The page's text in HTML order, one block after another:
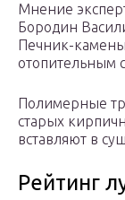
Мнение
Бородин
Печник-
отопительным
Полимерные
старых
вставляют в
Рейтинг